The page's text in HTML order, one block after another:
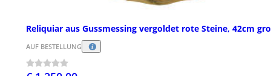
Reliquiar aus Gussmessing vergoldet rote Steine, 42cm
AUF BESTELLUNG